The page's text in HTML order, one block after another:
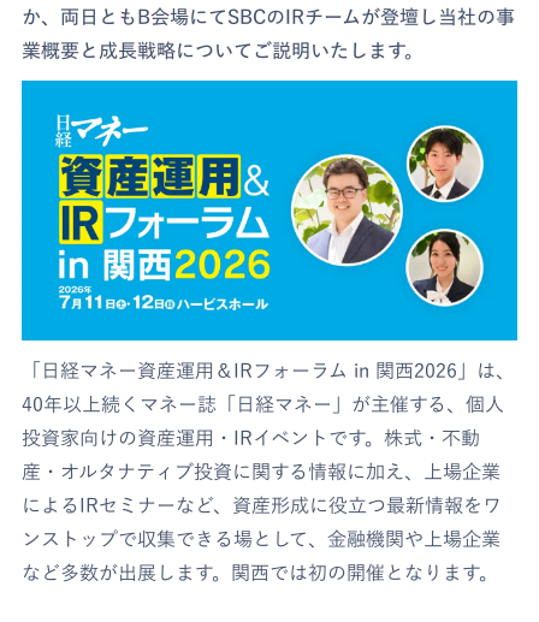
か、両日ともB会場にてSBCのIRチームが登壇し当社の事
業概要と成長戦略についてご説明いたします。
「日経マネー資産運用＆IRフォーラム in 関西2026」は、
40年以上続くマネー誌「日経マネー」が主催する、個人
投資家向けの資産運用・IRイベントです。株式・不動
産・オルタナティブ投資に関する情報に加え、上場企業
によるIRセミナーなど、資産形成に役立つ最新情報をワ
ンストップで収集できる場として、金融機関や上場企業
など多数が出展します。関西では初の開催となります。